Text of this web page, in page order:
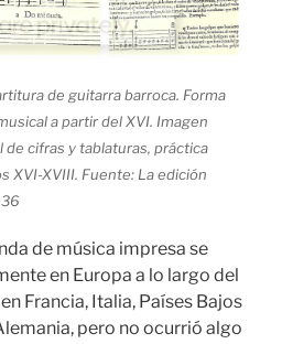
de guitarra barroca. Forma
a partir del XVI. Imagen
de cifras y tablaturas, práctica
XVI-XVIII. Fuente: La edición
de música impresa se
en Europa a lo largo del
Francia, Italia, Países Bajos
pero no ocurrió algo